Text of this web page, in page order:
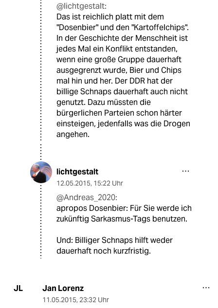
@lichtgestalt:
Das ist reichlich platt mit dem
"Dosenbier" und den "Kartoffelchips".
In der Geschichte der Menschheit ist
jedes Mal ein Konflikt entstanden,
wenn eine große Gruppe dauerhaft
ausgegrenzt wurde, Bier und Chips
mal hin und her. Der DDR hat der
billige Schnaps dauerhaft auch nicht
genutzt. Dazu müssten die
bürgerlichen Parteien schon härter
einsteigen, jedenfalls was die Drogen
angehen.
lichtgestalt
12.05.2015, 15:22 Uhr
@Andreas_2020:
apropos Dosenbier: Für Sie werde ich
zukünftig Sarkasmus-Tags benutzen.
Und: Billiger Schnaps hilft weder
dauerhaft noch kurzfristig.
JL Jan Lorenz
11.05.2015, 23:32 Uhr